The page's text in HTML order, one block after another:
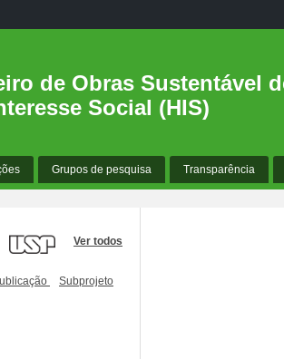
de Obras Sustentável
Social (HIS)
Grupos de pesquisa Transparência
Ver todos
Subprojeto